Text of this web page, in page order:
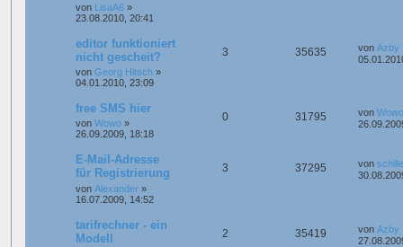
von LisaA6 »
23.08.2010, 20:41
editor funktioniert
nicht gescheit?
von Georg Hitsch »
04.01.2010, 23:09
3 35635 von Azby
free SMS hier
von Wowo »
26.09.2009, 18:18
0 31795 von Wowo
E-Mail-Adresse
für Registrierung
von Alexander »
16.07.2009, 14:52
3 37295 von
tarifrechner - ein
Modell
2 35419 von Azby